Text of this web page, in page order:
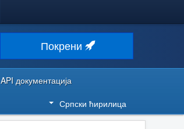
Покрени
API документација
Српски ћирилица